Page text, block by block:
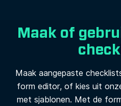
Maak of
Maak aangepaste
form editor, of kies uit
met sjablonen. Met de